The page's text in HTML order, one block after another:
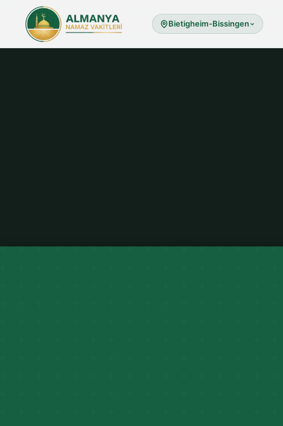
Bietigheim-Bissingen